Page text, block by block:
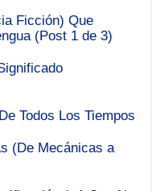
Ficción) Que
(Post 1 de 3)
Todos Los Tiempos
(De Mecánicas a